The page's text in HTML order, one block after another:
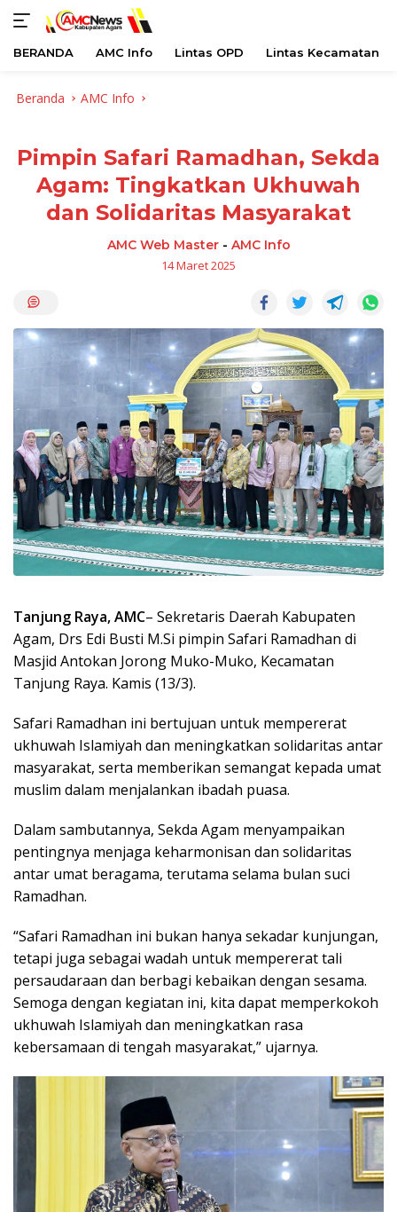
BERANDA AMC Info Lintas OPD Lintas Kecamatan
Beranda AMC Info
Pimpin Safari Ramadhan, Sekda
Agam: Tingkatkan Ukhuwah
dan Solidaritas Masyarakat
AMC Web Master- AMC Info
14 Maret 2025
Tanjung Raya, AMC– Sekretaris Daerah Kabupaten
Agam, Drs Edi Busti M.Si pimpin Safari Ramadhan di
Masjid Antokan Jorong Muko-Muko, Kecamatan
Tanjung Raya. Kamis (13/3).
Safari Ramadhan ini bertujuan untuk mempererat
ukhuwah Islamiyah dan meningkatkan solidaritas antar
masyarakat, serta memberikan semangat kepada umat
muslim dalam menjalankan ibadah puasa.
Dalam sambutannya, Sekda Agam menyampaikan
pentingnya menjaga keharmonisan dan solidaritas
antar umat beragama, terutama selama bulan suci
Ramadhan.
“Safari Ramadhan ini bukan hanya sekadar kunjungan,
tetapi juga sebagai wadah untuk mempererat tali
persaudaraan dan berbagi kebaikan dengan sesama.
Semoga dengan kegiatan ini, kita dapat memperkokoh
ukhuwah Islamiyah dan meningkatkan rasa
kebersamaan di tengah masyarakat,” ujarnya.